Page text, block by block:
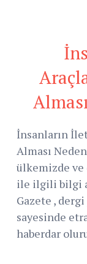
İnsanların
Alması
ülkemizde ve
ile ilgili bilgi
Gazete ,
sayesinde
haberdar